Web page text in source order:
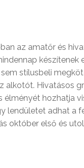
az amatőr és
készítenek
stílusbeli
alkotót. Hivatásos
élményét hozhatja
lendületet adhat a
október első és